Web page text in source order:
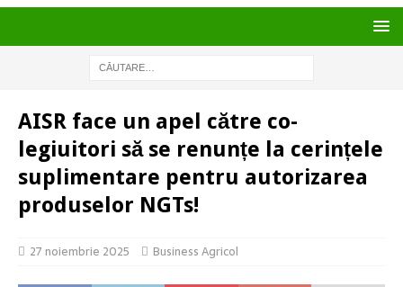
AISR face un apel către co-
legiuitori să se renunțe la cerințele
suplimentare pentru autorizarea
produselor NGTs!
27 noiembrie 2025 Business Agricol